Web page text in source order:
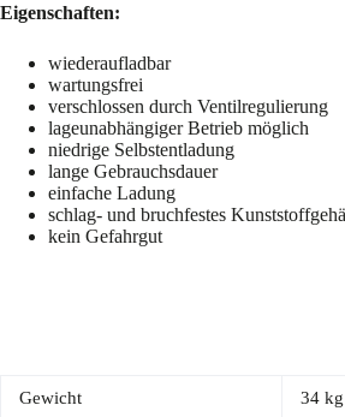
Eigenschaften:
wiederaufladbar
wartungsfrei
verschlossen durch Ventilregulierung
lageunabhängiger Betrieb möglich
niedrige Selbstentladung
lange Gebrauchsdauer
einfache Ladung
schlag- und bruchfestes
kein Gefahrgut
Gewicht 34 kg